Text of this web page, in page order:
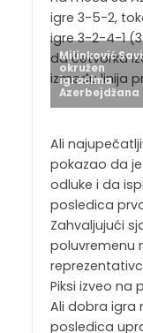
igre 3-5-2,
igre 3-2-4-1
da četvorka
između linija
Milinković
okružen
igračima
Azerbejdžana
Ali
pokazao da
odluke i da
posledica
Zahvaljujući
poluvremenu
Piksi izveo na
Ali dobra igra
posledica